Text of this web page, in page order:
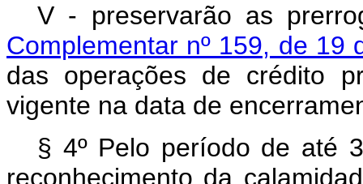
V - preservarão as
Complementar nº 159, de 19
das operações de crédito
vigente na data de
§ 4º Pelo período de até
reconhecimento da